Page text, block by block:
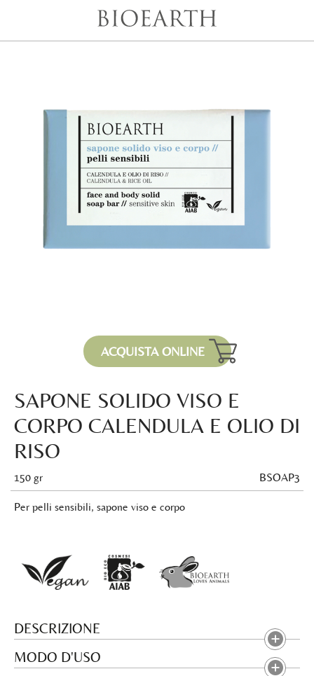
ACQUISTA ONLINE
SAPONE SOLIDO VISO E
CORPO CALENDULA E OLIO DI
RISO
150 gr BSOAP3
Per pelli sensibili, sapone viso e corpo
DESCRIZIONE
MODO D'USO